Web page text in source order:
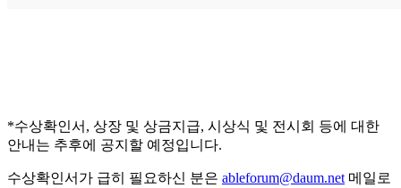
*수상확인서, 상장 및 상금지급, 시상식 및 전시회 등에 대한
안내는 추후에 공지할 예정입니다.
수상확인서가 급히 필요하신 분은 ableforum@daum.net메일로